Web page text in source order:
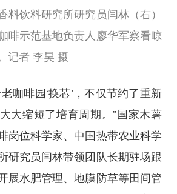
料饮料研究所研究员闫林（右）
啡示范基地负责人廖华军察看晾
记者 李昊 摄
咖啡园‘换芯’，不仅节约了重新
大缩短了培育周期。”国家木薯
岗位科学家、中国热带农业科学
研究员闫林带领团队长期驻场跟
展水肥管理、地膜防草等田间管